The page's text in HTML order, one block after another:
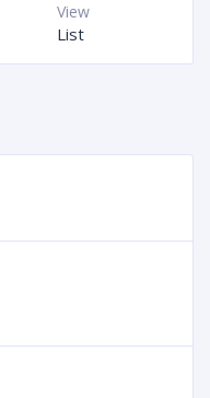
View
List